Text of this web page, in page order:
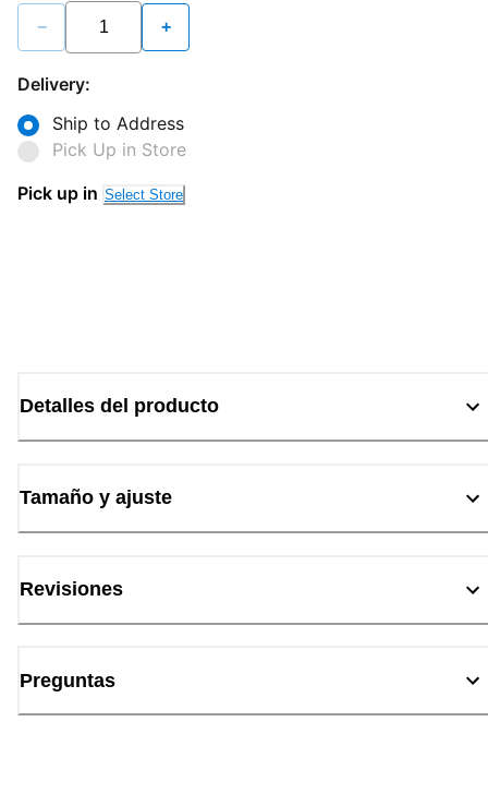
− +
Delivery:
Ship to Address
Pick Up in Store
Pick up in Select Store
Detalles del producto
Tamaño y ajuste
Revisiones
Preguntas